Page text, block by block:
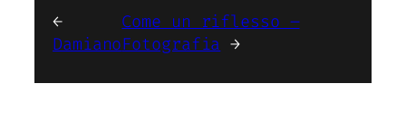
←
Damiano
Come un riflesso –
Fotografia →